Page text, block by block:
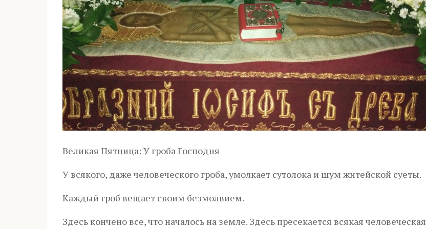
Великая Пятница: У гроба Господня
У всякого, даже человеческого гроба, умолкает сутолока и шум житейской суеты.
Каждый гроб вещает своим безмолвием.
Здесь кончено все, что началось на земле. Здесь пресекается всякая человеческая